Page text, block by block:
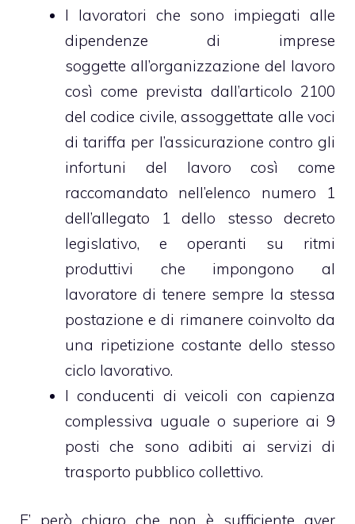
I lavoratori che sono impiegati alle
dipendenze di imprese
soggette all’organizzazione del lavoro
così come prevista dall’articolo 2100
del codice civile, assoggettate alle voci
di tariffa per l’assicurazione contro gli
infortuni del lavoro così come
raccomandato nell’elenco numero 1
dell’allegato 1 dello stesso decreto
legislativo, e operanti su ritmi
produttivi che impongono al
lavoratore di tenere sempre la stessa
postazione e di rimanere coinvolto da
una ripetizione costante dello stesso
ciclo lavorativo.
I conducenti di veicoli con capienza
complessiva uguale o superiore ai 9
posti che sono adibiti ai servizi di
trasporto pubblico collettivo.
E’ però chiaro che non è sufficiente aver